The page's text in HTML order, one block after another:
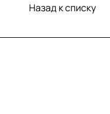
Назад к списку